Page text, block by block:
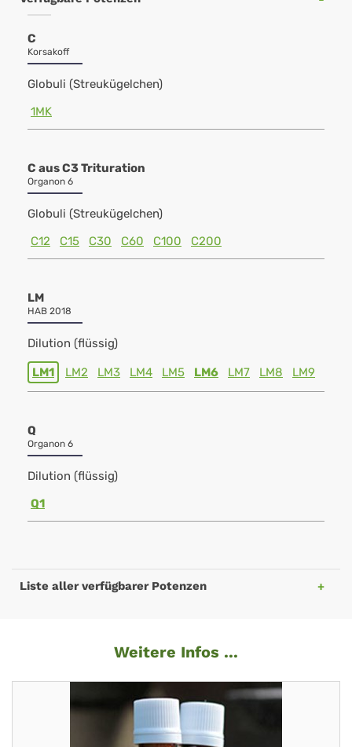
C
Korsakoff
Globuli (Streukügelchen)
1MK
C aus C3 Trituration
Organon 6
Globuli (Streukügelchen)
C12
C15 C30 C60 C100 C200
LM
HAB 2018
Dilution (flüssig)
LM1 LM2 LM3 LM4 LM5 LM6 LM7 LM8 LM9
Q
Organon 6
Dilution (flüssig)
Q1
Liste aller verfügbarer Potenzen
Weitere Infos ...